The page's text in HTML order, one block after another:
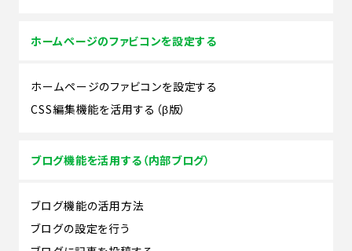
ホームページのファビコンを設定する
ホームページのファビコンを設定する
CSS編集機能を活用する（β版）
ブログ機能を活用する（内部ブログ）
ブログ機能の活用方法
ブログの設定を行う